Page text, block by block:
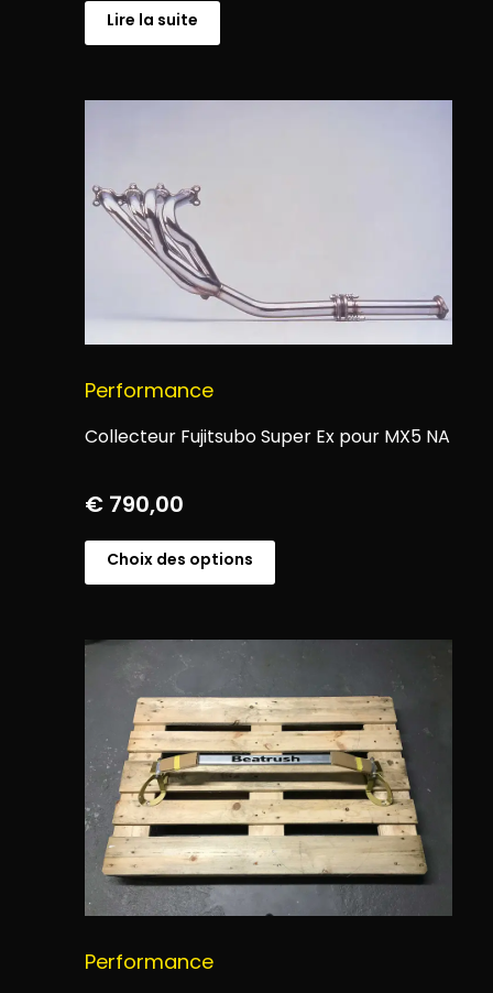
Lire la suite
Performance
Collecteur Fujitsubo Super Ex pour MX5 NA
€790,00
Choix des options
Performance